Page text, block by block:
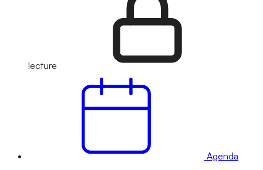
lecture
Agenda